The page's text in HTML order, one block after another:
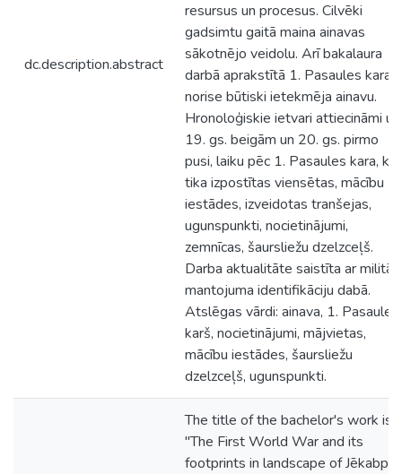
dc.description.abstract
resursus un procesus. Cilvēki
gadsimtu gaitā maina ainavas
sākotnējo veidolu. Arī bakalaura
darbā aprakstītā 1. Pasaules kara
norise būtiski ietekmēja ainavu.
Hronoloģiskie ietvari attiecināmi uz
19. gs. beigām un 20. gs. pirmo
pusi, laiku pēc 1. Pasaules kara,
tika izpostītas viensētas, mācību
iestādes, izveidotas tranšejas,
ugunspunkti, nocietinājumi,
zemnīcas, šaursliežu dzelzceļš.
Darba aktualitāte saistīta ar
mantojuma identifikāciju dabā.
Atslēgas vārdi: ainava, 1. Pasaules
karš, nocietinājumi, mājvietas,
mācību iestādes, šaursliežu
dzelzceļš, ugunspunkti.
The title of the bachelor's work is
"The First World War and its
footprints in landscape of Jēkabpils